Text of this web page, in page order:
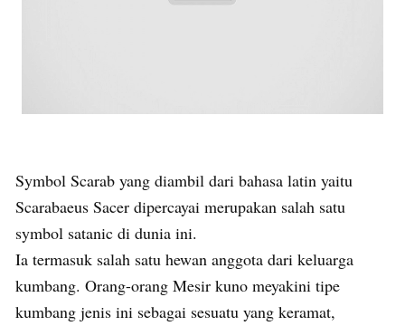
Symbol Scarab yang diambil dari bahasa latin yaitu
Scarabaeus Sacer dipercayai merupakan salah satu
symbol satanic di dunia ini.
Ia termasuk salah satu hewan anggota dari keluarga
kumbang. Orang-orang Mesir kuno meyakini tipe
kumbang jenis ini sebagai sesuatu yang keramat,